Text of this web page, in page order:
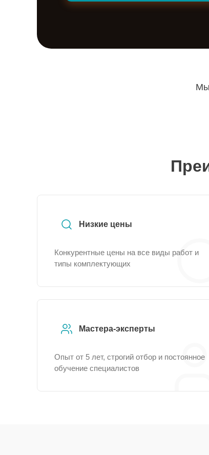
Мы
Низкие цены
Конкурентные цены на все виды работ и
типы комплектующих
Мастера-эксперты
Опыт от 5 лет, строгий отбор и постоянное
обучение специалистов